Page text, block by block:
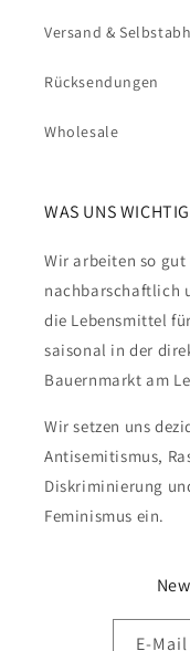
Versand &
Rücksendungen
Wholesale
WAS UNS
Wir arbeiten so
nachbarschaftlich
die Lebensmittel
saisonal in der
Bauernmarkt am
Wir setzen uns
Antisemitismus,
Diskriminierung
Feminismus ein.
E-Mail